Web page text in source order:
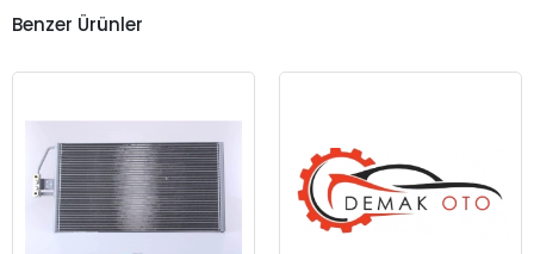
Benzer Ürünler